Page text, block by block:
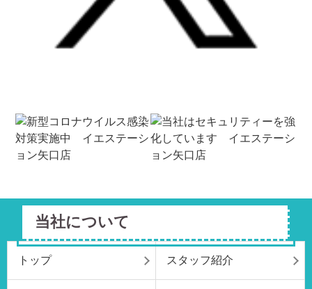
当社について
トップ スタッフ紹介